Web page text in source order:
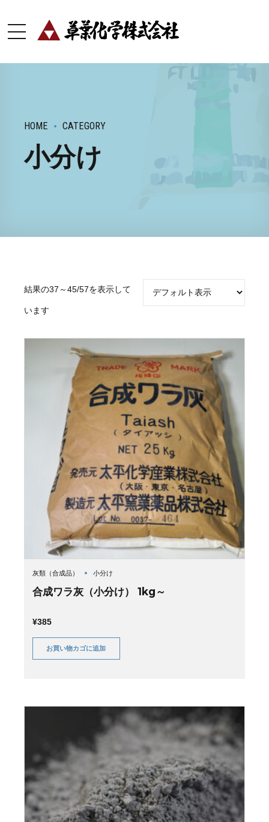
HOME CATEGORY
小分け
結果の37～45/57を表示して
います
灰類（合成品） 小分け
合成ワラ灰（小分け） 1kg～
¥385
お買い物カゴに追加